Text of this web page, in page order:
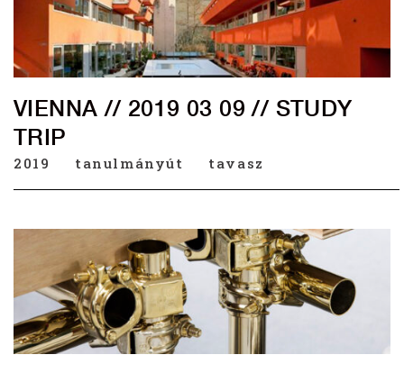
VIENNA // 2019 03 09 // STUDY
TRIP
2019 tanulmányút tavasz